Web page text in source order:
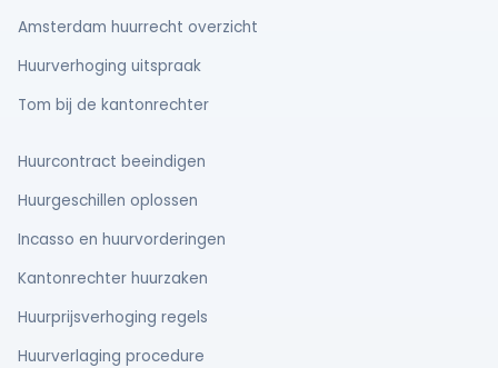
Amsterdam huurrecht overzicht
Huurverhoging uitspraak
Tom bij de kantonrechter
Huurcontract beeindigen
Huurgeschillen oplossen
Incasso en huurvorderingen
Kantonrechter huurzaken
Huurprijsverhoging regels
Huurverlaging procedure